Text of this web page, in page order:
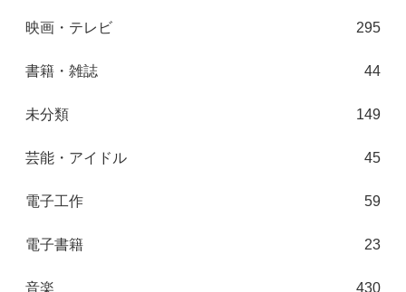
映画・テレビ 295
書籍・雑誌 44
未分類 149
芸能・アイドル 45
電子工作 59
電子書籍 23
音楽 430